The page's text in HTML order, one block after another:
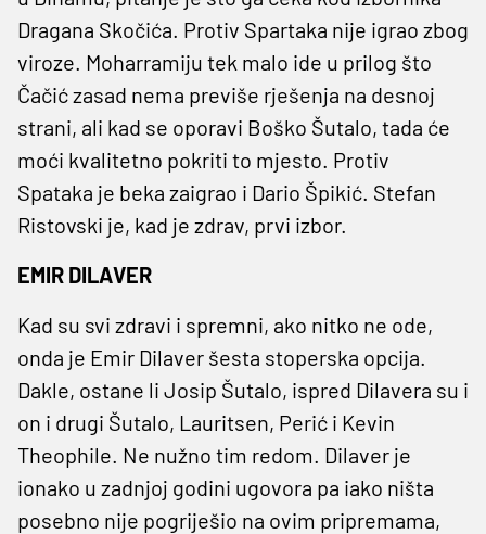
Dragana Skočića. Protiv Spartaka nije igrao zbog
viroze. Moharramiju tek malo ide u prilog što
Čačić zasad nema previše rješenja na desnoj
strani, ali kad se oporavi Boško Šutalo, tada će
moći kvalitetno pokriti to mjesto. Protiv
Spataka je beka zaigrao i Dario Špikić. Stefan
Ristovski je, kad je zdrav, prvi izbor.
EMIR DILAVER
Kad su svi zdravi i spremni, ako nitko ne ode,
onda je Emir Dilaver šesta stoperska opcija.
Dakle, ostane li Josip Šutalo, ispred Dilavera su i
on i drugi Šutalo, Lauritsen, Perić i Kevin
Theophile. Ne nužno tim redom. Dilaver je
ionako u zadnjoj godini ugovora pa iako ništa
posebno nije pogriješio na ovim pripremama,